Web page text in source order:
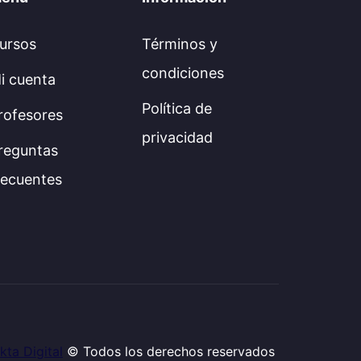
cuenta
Términos y
condiciones
Política de
privacidad
© Todos los derechos reservados